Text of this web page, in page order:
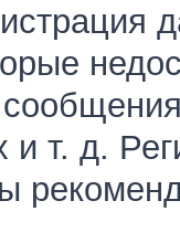
и т. д.